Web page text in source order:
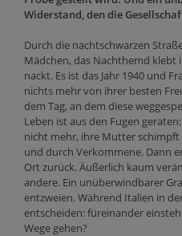
Widerstand, den die
Durch die nachtschwarzen
Mädchen, das Nachthemd klebt
nackt. Es ist das Jahr 1940 und
nichts mehr von ihrer besten
dem Tag, an dem diese
Leben ist aus den Fugen
nicht mehr, ihre Mutter schimpft
und durch Verkommene. Dann
Ort zurück. Äußerlich kaum
andere. Ein unüberwindbarer
entzweien. Während Italien in
entscheiden: füreinander
Wege gehen?